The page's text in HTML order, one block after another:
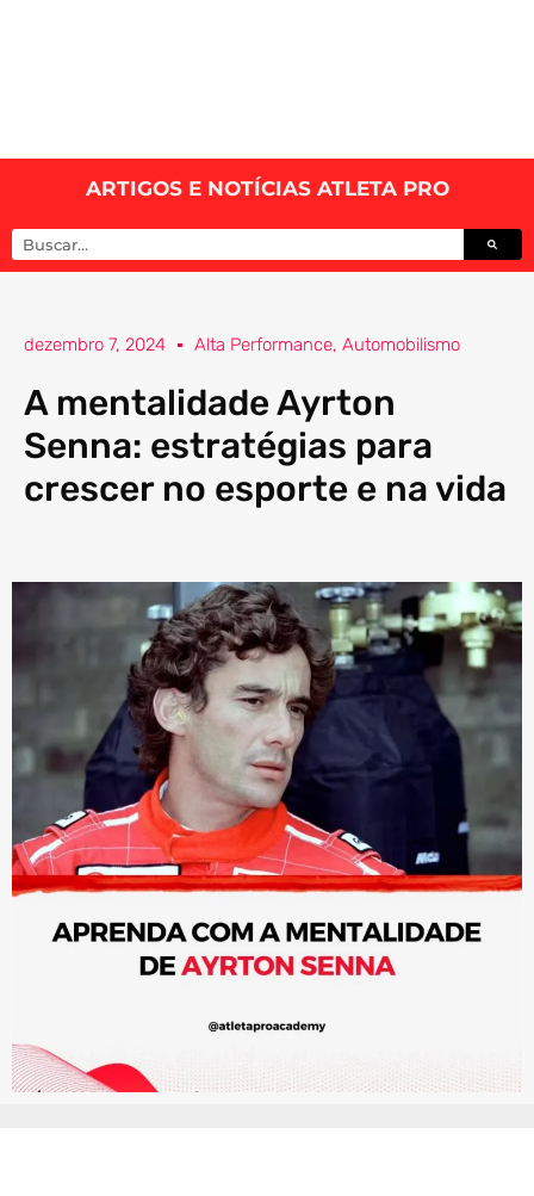
ARTIGOS E NOTÍCIAS ATLETA PRO
dezembro 7, 2024 Alta Performance, Automobilismo
A mentalidade Ayrton
Senna: estratégias para
crescer no esporte e na vida